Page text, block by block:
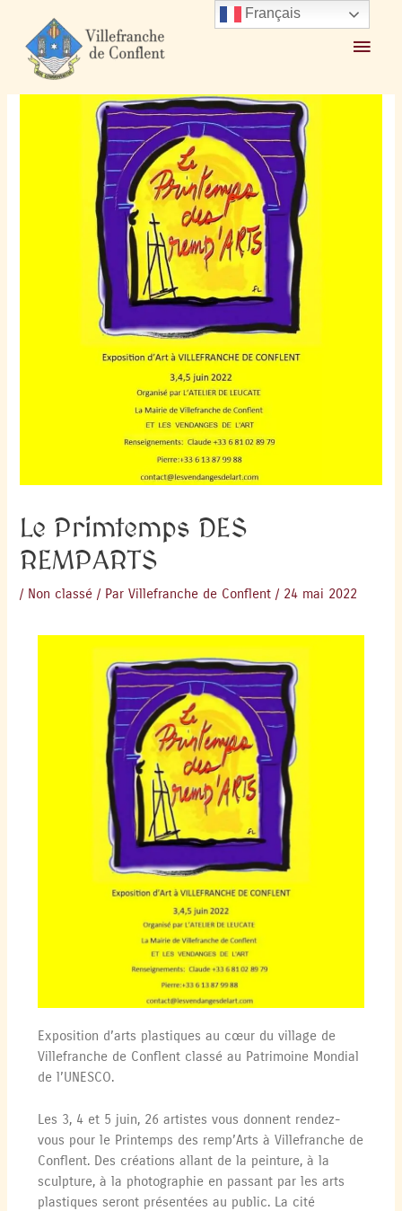
Accueil 2022 mai 24 Le Primtemps DES REMPARTS
Le Primtemps DES
REMPARTS
/ Non classé / ParVillefranche de Conflent / 24 mai 2022
Exposition d’arts plastiques au cœur du village de
Villefranche de Conflent classé au Patrimoine Mondial
de l’UNESCO.
Les 3, 4 et 5 juin, 26 artistes vous donnent rendez-
vous pour le Printemps des remp’Arts à Villefranche de
Conflent. Des créations allant de la peinture, à la
sculpture, à la photographie en passant par les arts
plastiques seront présentées au public. La cité
Français